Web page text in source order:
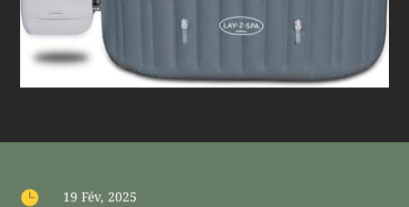
 19 Fév, 2025